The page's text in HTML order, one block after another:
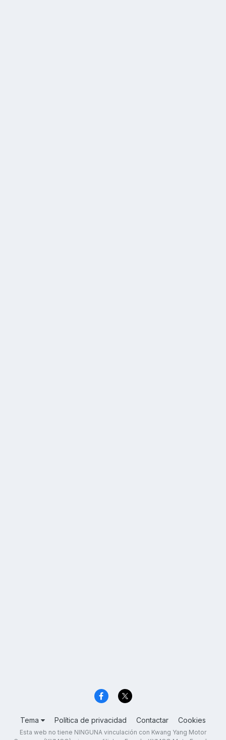
Tema Política de privacidad Contactar Cookies
Esta web no tiene NINGUNA vinculación con Kwang Yang Motor